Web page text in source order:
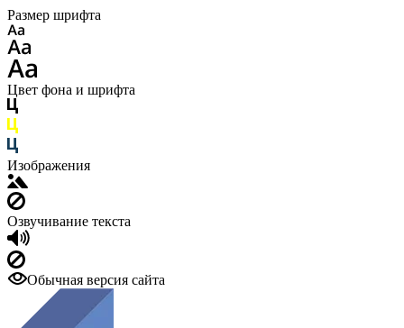
Размер шрифта
Цвет фона и шрифта
Изображения
Озвучивание текста
Обычная версия сайта